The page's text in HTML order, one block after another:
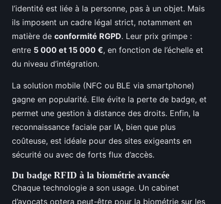
l’identité est liée à la personne, pas à un objet. Mais
ils imposent un cadre légal strict, notamment en
matière de conformité RGPD. Leur prix grimpe :
entre 5 000 et 15 000 €, en fonction de l’échelle et
du niveau d’intégration.
La solution mobile (NFC ou BLE via smartphone)
gagne en popularité. Elle évite la perte de badge, et
permet une gestion à distance des droits. Enfin, la
reconnaissance faciale par IA, bien que plus
coûteuse, est idéale pour des sites exigeants en
sécurité ou avec de forts flux d’accès.
Du badge RFID à la biométrie avancée
Chaque technologie a son usage. Un cabinet
d’avocats optera peut-être pour la biométrie sur les